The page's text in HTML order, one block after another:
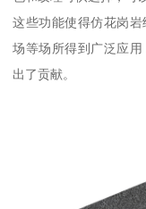
这些功能使得仿花岗
场等场所得到广泛应
出了贡献。